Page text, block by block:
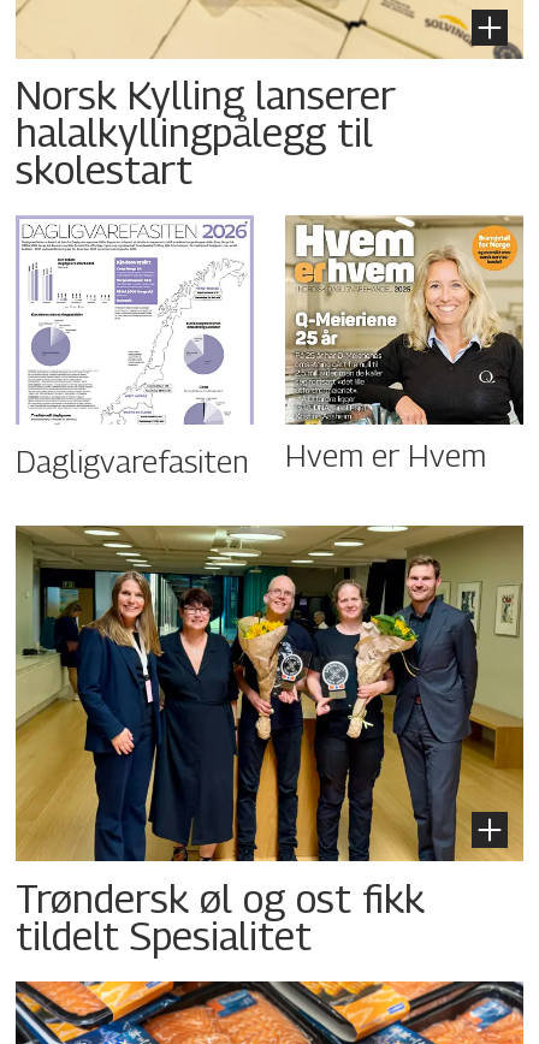
Norsk Kylling lanserer
halalkyllingpålegg til
skolestart
Dagligvarefasiten Hvem er Hvem
Trøndersk øl og ost fikk
tildelt Spesialitet